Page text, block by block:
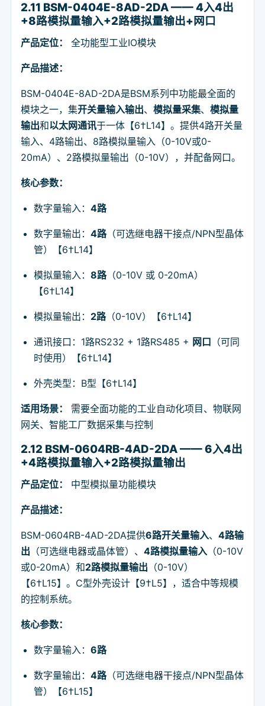
2.11 BSM-0404E-8AD-2DA —— 4入4出
+8路模拟量输入+2路模拟量输出+网口
产品定位： 全功能型工业IO模块
产品描述：
BSM-0404E-8AD-2DA是BSM系列中功能最全面的
模块之一，集开关量输入输出、 模拟量采集、 模拟量
输出和以太网通讯于一体【6†L14】。提供4路开关量
输入、4路输出、8路模拟量输入（0-10V或0-
20mA）、2路模拟量输出（0-10V），并配备网口。
核心参数：
数字量输入：4路
数字量输出：4路（可选继电器干接点/NPN型晶体
管）【6†L14】
模拟量输入：8路（0-10V 或 0-20mA）
【6†L14】
模拟量输出： 2路（0-10V）【6†L14】
通讯接口：1路RS232 + 1路RS485 + 网口 （可同
时使用）【6†L14】
外壳类型：B型【6†L14】
适用场景：
需要全面功能的工业自动化项目、物联网
网关、智能工厂数据采集与控制
2.12 BSM-0604RB-4AD-2DA —— 6入4出
+4路模拟量输入+2路模拟量输出
产品定位： 中型模拟量功能模块
产品描述：
BSM-0604RB-4AD-2DA提供6路开关量输入、 4路输
出 （可选继电器或晶体管）、 4路模拟量输入 （0-10V
或0-20mA）和2路模拟量输出 （0-10V）
【6†L15】。C型外壳设计【9†L5】，适合中等规模
的控制系统。
核心参数：
数字量输入：6路
数字量输出：4路（可选继电器干接点/NPN型晶体
管）【6†L15】